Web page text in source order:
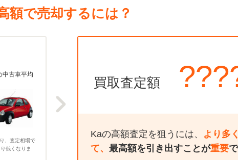
額で売却するには？
中古車平均
、査定相場で
低くなりま
買取査定額
Kaの高額査定を狙うには、 より多
て、 最高額を引き出すことが重要